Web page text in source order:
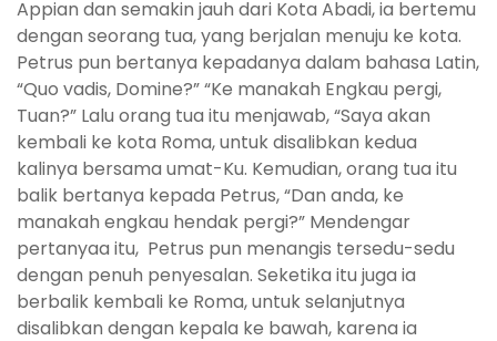
Appian dan semakin jauh dari Kota Abadi, ia bertemu
dengan seorang tua, yang berjalan menuju ke kota.
Petrus pun bertanya kepadanya dalam bahasa Latin,
“Quo vadis, Domine?” “Ke manakah Engkau pergi,
Tuan?” Lalu orang tua itu menjawab, “Saya akan
kembali ke kota Roma, untuk disalibkan kedua
kalinya bersama umat-Ku. Kemudian, orang tua itu
balik bertanya kepada Petrus, “Dan anda, ke
manakah engkau hendak pergi?” Mendengar
pertanyaa itu, Petrus pun menangis tersedu-sedu
dengan penuh penyesalan. Seketika itu juga ia
berbalik kembali ke Roma, untuk selanjutnya
disalibkan dengan kepala ke bawah, karena ia